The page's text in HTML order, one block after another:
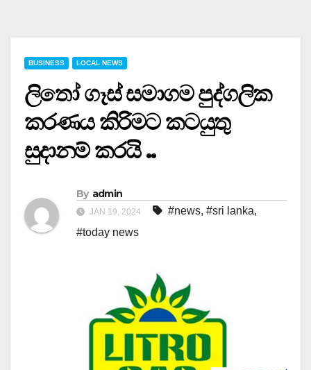
BUSINESS LOCAL NEWS
ලිතෝ ගෑස් සමාගම පුද්ගලික
කරණය කිරිමට කටයුතු
සුදානම් කරයි ..
By admin
JAN 19, 2024 #news, #sri lanka,
#today news